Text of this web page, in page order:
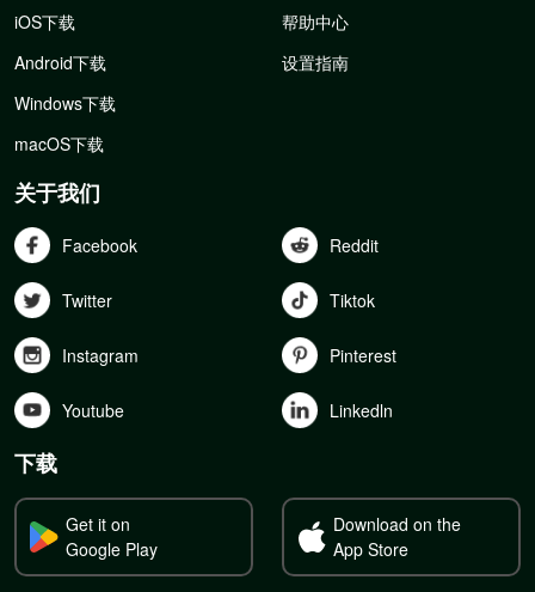
iOS下载
Android下载
Windows下载
macOS下载
帮助中心
设置指南
关于我们
Facebook Reddit
Twitter Tiktok
Instagram Pinterest
Youtube Linkedln
下载
Get it on
Google Play
Download on the
App Store